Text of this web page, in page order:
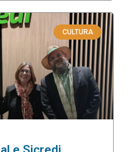
CULTURA